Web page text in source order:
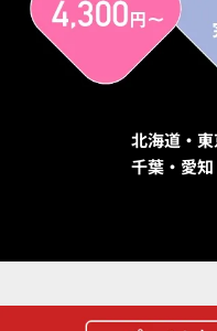
北海道・
千葉・愛